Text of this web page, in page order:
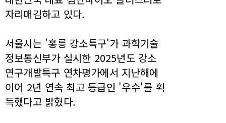
자리매김하고 있다.
서울시는 '홍릉 강소특구'가 과학기술
정보통신부가 실시한 2025년도 강소
연구개발특구 연차평가에서 지난해에
이어 2년 연속 최고 등급인 '우수'를 획
득했다고 밝혔다.